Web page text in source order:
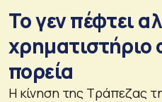
Το γεν πέφτει
χρηματιστήριο
πορεία
Η κίνηση της Τράπεζας